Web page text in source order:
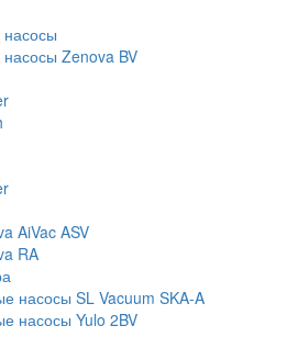
Zenova BV
AiVac ASV
RA
насосы SL Vacuum SKA-A
насосы Yulo 2BV